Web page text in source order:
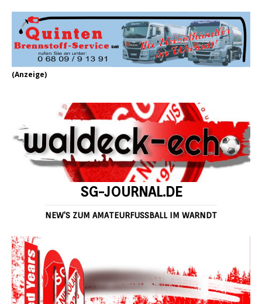
(Anzeige)
SG-JOURNAL.DE
NEW'S ZUM AMATEURFUSSBALL IM WARNDT